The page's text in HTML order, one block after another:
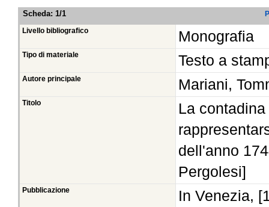
Scheda: 1/1
Livello bibliografico Monografia
Tipo di materiale Testo a
Autore principale Mariani,
Titolo
La
dell'anno
Pergolesi]
Pubblicazione In Venezia,